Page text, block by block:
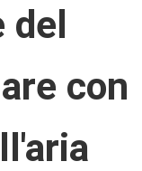
del
con